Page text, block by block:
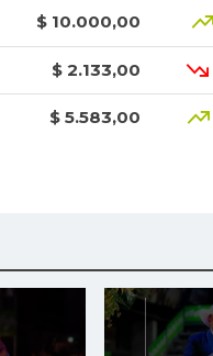
$ 10.000,00
$ 2.133,00
$ 5.583,00
$ 1.917,00